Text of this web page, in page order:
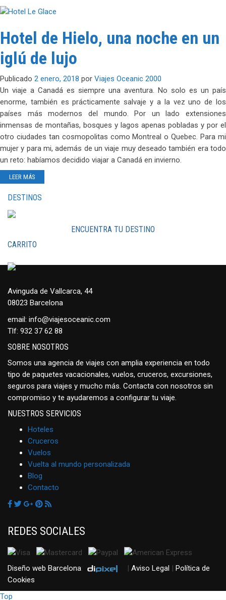
Hotel de Hielo, una noche en un
iglú de lujo
Publicado 2 enero, 2018 por Viajes Oceanic 2000
Un viaje a Canadá es siempre una aventura. No solo es un país
enorme, también es prácticamente salvaje y a la vez uno de los
países más modernos del mundo. Por un lado extensiones
inmensas de montañas, bosques y lagos apenas pobladas y por el
otro ciudades tan cosmopolitas como Montreal o Quebec. Para mi
mujer y para mi, además de un viaje muy deseado también era todo
un reto: habíamos decidido viajar a Canadá en invierno.
LEER MÁS
DESTINOS
ENCUENTRA TU DESTINO
CARRITO
Avinguda de Vallcarca, 44
08023 Barcelona
email: info@viajesoceanic.com
Tlf: 932 37 62 88
SOBRE NOSOTROS
Somos una agencia de viajes con amplia experiencia en todo
tipo de paquetes vacacionales, vuelos, cruceros, excursiones,
seguros para viajes y mucho más. Contacta con nosotros sin
compromiso y te ayudaremos a configurar tu viaje.
NUESTROS SERVICIOS
Hoteles
Cruceros
Vuelos
Vuelta al mundo personalizada
Blog
Contacto
REDES SOCIALES
Diseño web Barcelona: | Aviso Legal | Política de
Cookies
Top